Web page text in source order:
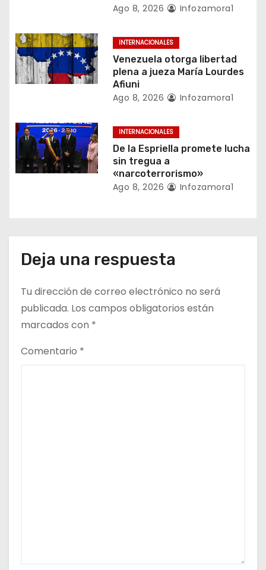
n
t
r
d
a
Ago 8, 2026 Infozamora1
INTERNACIONALES
Venezuela otorga libertad
plena a jueza María Lourdes
Afiuni
Ago 8, 2026 Infozamora1
INTERNACIONALES
De la Espriella promete lucha
sin tregua a
«narcoterrorismo»
Ago 8, 2026 Infozamora1
Deja una respuesta
Tu dirección de correo electrónico no será
publicada. Los campos obligatorios están
marcados con *
Comentario *